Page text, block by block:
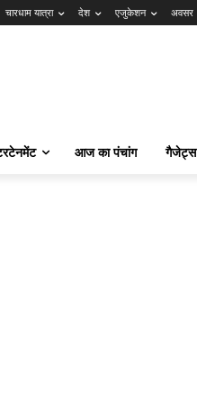
चारधाम यात्रा देश एजुकेशन अवसर
आज का पंचांग गैजेट्स